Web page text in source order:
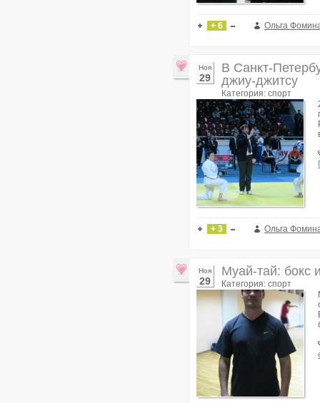
+ 6 Ольга
Ноя
29
В Санкт-
джиу-джитсу
Категория: спорт
+ 3 Ольга
Ноя
29
Муай-тай: бокс
Категория: спорт